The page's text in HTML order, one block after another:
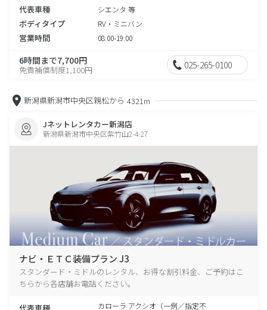
代表車種 シエンタ 等
ボディタイプ RV・ミニバン
営業時間 08:00-19:00
6時間まで7,700円
免責補償制度1,100円 025-265-0100
新潟県新潟市中央区親松から 4321m
Jネットレンタカー新潟店
新潟県新潟市中央区紫竹山2-4-27
ナビ・ＥＴＣ装備プラン J3
スタンダード・ミドルのレンタル、お得な割引料金、ご予約はこ
ちらから各店舗お電話ください。
カローラ アクシオ（一例／指定不